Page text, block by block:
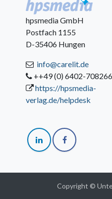
hpsmedia GmbH
Postfach 1155
D-35406 Hungen
info@carelit.de
++49 (0) 6402-
https://hpsmedia-
verlag.de/helpdesk
Copyright ©